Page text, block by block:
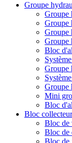
Groupe
Groupe
Groupe
Groupe
Groupe
Bloc
Groupe
Groupe
Mini
Bloc
Bloc
Bloc de
Bloc de